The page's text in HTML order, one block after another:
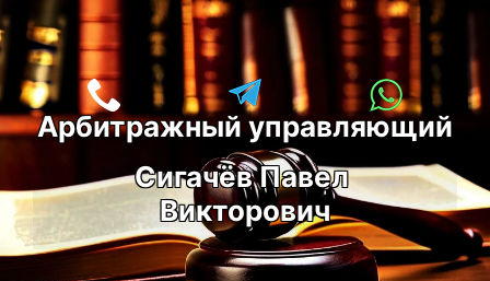
Перейти
к
содержимому
Арбитражный управляющий
Сигачёв Павел
Викторович